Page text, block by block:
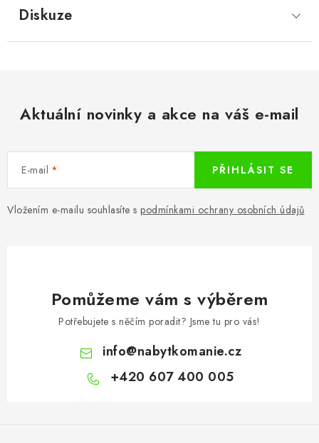
Diskuze
Aktuální novinky a akce na váš e-mail
E-mail
Vložením e-mailu souhlasíte s podmínkami ochrany osobních údajů
PŘIHLÁSIT SE
Pomůžeme vám s výběrem
Potřebujete s něčím poradit? Jsme tu pro vás!
info@nabytkomanie.cz
+420 607 400 005